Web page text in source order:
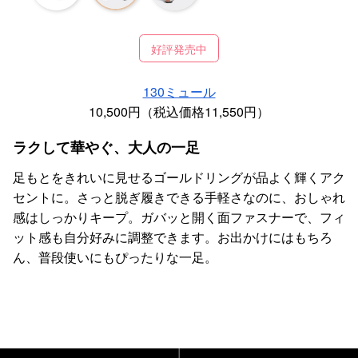
好評発売中
130ミュール
10,500円（税込価格11,550円）
ラクして華やぐ、大人の一足
足もとをきれいに見せるゴールドリングが品よく輝くアク
セントに。さっと脱ぎ履きできる手軽さなのに、おしゃれ
感はしっかりキープ。ガバッと開く面ファスナーで、フィ
ット感も自分好みに調整できます。お出かけにはもちろ
ん、普段使いにもぴったりな一足。